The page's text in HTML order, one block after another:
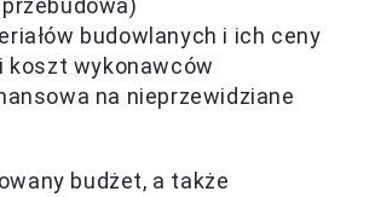
budowlanych i ich ceny
koszt wykonawców
na nieprzewidziane
budżet, a także